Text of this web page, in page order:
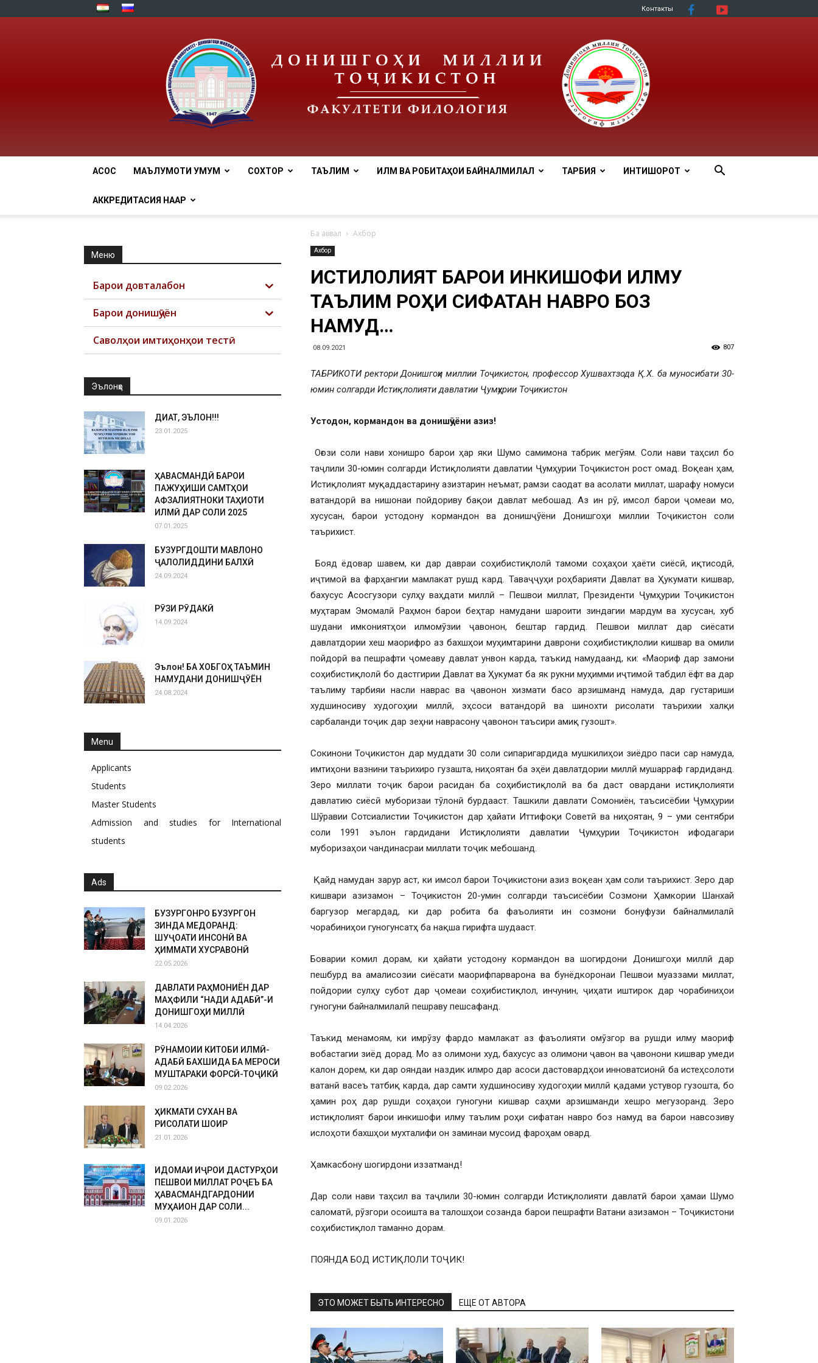
Контакты
АСОСӢ МАЪЛУМОТИ УМУМӢ СОХТОР ТАЪЛИМ ИЛМ ВА РОБИТАҲОИ БАЙНАЛМИЛАЛӢ ТАРБИЯ ИНТИШОРОТ
АККРЕДИТАСИЯ НААР
Ба аввал Ахбор
Ахбор
ИСТИҚЛОЛИЯТ БАРОИ ИНКИШОФИ ИЛМУ
ТАЪЛИМ РОҲИ СИФАТАН НАВРО БОЗ
НАМУД…
08.09.2021 807
ТАБРИКОТИ ректори Донишгоҳи миллии Тоҷикистон, профессор Хушвахтзода Қ.Х. ба муносибати 30-
юмин солгарди Истиқлолияти давлатии Ҷумҳурии Тоҷикистон
Устодон, кормандон ва донишҷӯёни азиз!
Оғози соли нави хонишро барои ҳар яки Шумо самимона табрик мегӯям. Соли нави таҳсил бо
таҷлили 30-юмин солгарди Истиқлолияти давлатии Ҷумҳурии Тоҷикистон рост омад. Воқеан ҳам,
Истиқлолият муқаддастарину азизтарин неъмат, рамзи саодат ва асолати миллат, шарафу номуси
ватандорӣ ва нишонаи пойдориву бақои давлат мебошад. Аз ин рӯ, имсол барои ҷомеаи мо,
хусусан, барои устодону кормандон ва донишҷӯёни Донишгоҳи миллии Тоҷикистон соли
таърихист.
Бояд ёдовар шавем, ки дар давраи соҳибистиқлолӣ тамоми соҳаҳои ҳаёти сиёсӣ, иқтисодӣ,
иҷтимоӣ ва фарҳангии мамлакат рушд кард. Таваҷҷуҳи роҳбарияти Давлат ва Ҳукумати кишвар,
бахусус Асосгузори сулҳу ваҳдати миллӣ – Пешвои миллат, Президенти Ҷумҳурии Тоҷикистон
муҳтарам Эмомалӣ Раҳмон барои беҳтар намудани шароити зиндагии мардум ва хусусан, хуб
шудани имкониятҳои илмомӯзии ҷавонон, бештар гардид. Пешвои миллат дар сиёсати
давлатдории хеш маорифро аз бахшҳои муҳимтарини даврони соҳибистиқлолии кишвар ва омили
пойдорӣ ва пешрафти ҷомеаву давлат унвон карда, таъкид намудаанд, ки: «Маориф дар замони
соҳибистиқлолӣ бо дастгирии Давлат ва Ҳукумат ба як рукни муҳимми иҷтимоӣ табдил ёфт ва дар
таълиму тарбияи насли наврас ва ҷавонон хизмати басо арзишманд намуда, дар густариши
худшиносиву худогоҳии миллӣ, эҳсоси ватандорӣ ва шинохти рисолати таърихии халқи
сарбаланди тоҷик дар зеҳни наврасону ҷавонон таъсири амиқ гузошт».
Сокинони Тоҷикистон дар муддати 30 соли сипаригардида мушкилиҳои зиёдро паси сар намуда,
имтиҳони вазнини таърихиро гузашта, ниҳоятан ба эҳёи давлатдории миллӣ мушарраф гардиданд.
Зеро миллати тоҷик барои расидан ба соҳибистиқлолӣ ва ба даст овардани истиқлолияти
давлатию сиёсӣ муборизаи тӯлонӣ бурдааст. Ташкили давлати Сомониён, таъсисёбии Ҷумҳурии
Шӯравии Сотсиалистии Тоҷикистон дар ҳайати Иттифоқи Советӣ ва ниҳоятан, 9 – уми сентябри
соли 1991 эълон гардидани Истиқлолияти давлатии Ҷумҳурии Тоҷикистон ифодагари
муборизаҳои чандинасраи миллати тоҷик мебошанд.
Қайд намудан зарур аст, ки имсол барои Тоҷикистони азиз воқеан ҳам соли таърихист. Зеро дар
кишвари азизамон – Тоҷикистон 20-умин солгарди таъсисёбии Созмони Ҳамкории Шанхай
баргузор мегардад, ки дар робита ба фаъолияти ин созмони бонуфузи байналмилалӣ
чорабиниҳои гуногунсатҳ ба нақша гирифта шудааст.
Боварии комил дорам, ки ҳайати устодону кормандон ва шогирдони Донишгоҳи миллӣ дар
пешбурд ва амалисозии сиёсати маорифпарварона ва бунёдкоронаи Пешвои муаззами миллат,
пойдории сулҳу субот дар ҷомеаи соҳибистиқлол, инчунин, ҷиҳати иштирок дар чорабиниҳои
гуногуни байналмилалӣ пешраву пешсафанд.
Таъкид менамоям, ки имрӯзу фардо мамлакат аз фаъолияти омӯзгор ва рушди илму маориф
вобастагии зиёд дорад. Мо аз олимони худ, бахусус аз олимони ҷавон ва ҷавонони кишвар умеди
калон дорем, ки дар ояндаи наздик илмро дар асоси дастовардҳои инноватсионӣ ба истеҳсолоти
ватанӣ васеъ татбиқ карда, дар самти худшиносиву худогоҳии миллӣ қадами устувор гузошта, бо
ҳамин роҳ дар рушди соҳаҳои гуногуни кишвар саҳми арзишманди хешро мегузоранд. Зеро
истиқлолият барои инкишофи илму таълим роҳи сифатан навро боз намуд ва барои навсозиву
ислоҳоти бахшҳои мухталифи он заминаи мусоид фароҳам овард.
Ҳамкасбону шогирдони иззатманд!
Дар соли нави таҳсил ва таҷлили 30-юмин солгарди Истиқлолияти давлатӣ барои ҳамаи Шумо
саломатӣ, рӯзгори осоишта ва талошҳои созанда барои пешрафти Ватани азизамон – Тоҷикистони
соҳибистиқлол таманно дорам.
ПОЯНДА БОД ИСТИҚЛОЛИ ТОҶИК!
ЭТО МОЖЕТ БЫТЬ ИНТЕРЕСНО ЕЩЕ ОТ АВТОРА
Меню
Барои довталабон
Барои донишҷӯён
Саволҳои имтиҳонҳои тестӣ
Эълонҳо
ДИҚҚАТ, ЭЪЛОН!!!
23.01.2025
ҲАВАСМАНДӢ БАРОИ
ПАЖУҲИШИ САМТҲОИ
АФЗАЛИЯТНОКИ ТАҲҚИҚОТИ
ИЛМӢ ДАР СОЛИ 2025
07.01.2025
БУЗУРГДОШТИ МАВЛОНО
ҶАЛОЛИДДИНИ БАЛХӢ
24.09.2024
РӮЗИ РӮДАКӢ
14.09.2024
Эълон! БА ХОБГОҲ ТАЪМИН
НАМУДАНИ ДОНИШҶӮЁН
24.08.2024
Menu
Applicants
Students
Master Students
Admission and studies for International
students
Ads
БУЗУРГОНРО БУЗУРГОН
ЗИНДА МЕДОРАНД:
ШУҶОАТИ ИНСОНӢ ВА
ҲИММАТИ ХУСРАВОНӢ
22.05.2026
ДАВЛАТИ РАҲМОНИЁН ДАР
МАҲФИЛИ “НАҚДИ АДАБӢ”-И
ДОНИШГОҲИ МИЛЛӢ
14.04.2026
РӮНАМОИИ КИТОБИ ИЛМӢ-
АДАБӢ БАХШИДА БА МЕРОСИ
МУШТАРАКИ ФОРСӢ-ТОҶИКӢ
09.02.2026
ҲИКМАТИ СУХАН ВА
РИСОЛАТИ ШОИР
21.01.2026
ИДОМАИ ИҶРОИ ДАСТУРҲОИ
ПЕШВОИ МИЛЛАТ РОҶЕЪ БА
ҲАВАСМАНДГАРДОНИИ
МУҲАҚҚИҚОН ДАР СОЛИ...
09.01.2026